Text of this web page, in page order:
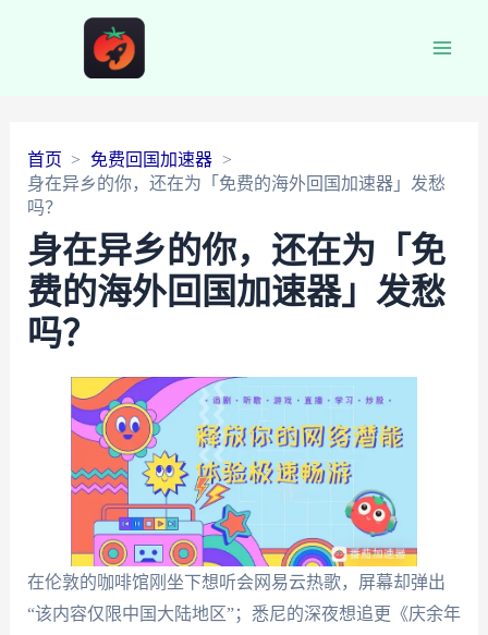
首页
免费回国加速器
身在异乡的你，还在为「免费的海外回国加速器」发愁
吗？
身在异乡的你，还在为「免
费的海外回国加速器」发愁
吗？
在伦敦的咖啡馆刚坐下想听会网易云热歌，屏幕却弹出
“该内容仅限中国大陆地区”；悉尼的深夜想追更《庆余年